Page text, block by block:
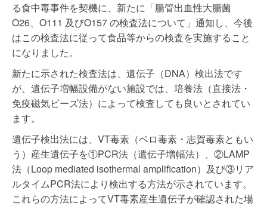
る食中毒事件を契機に、新たに「腸管出血性大腸菌
O26、O111 及びO157 の検査法について」通知し、今後
はこの検査法に従って食品等からの検査を実施すること
になりました。
新たに示された検査法は、遺伝子（DNA）検出法です
が、遺伝子増幅設備がない施設では、培養法（直接法・
免疫磁気ビーズ法）によって検査しても良いとされてい
ます。
遺伝子検出法には、VT毒素（ベロ毒素・志賀毒素ともい
う）産生遺伝子を①PCR法（遺伝子増幅法）、②LAMP
法（Loop mediated isothermal amplification）及び③リア
ルタイムPCR法により検出する方法が示されています。
これらの方法によってVT毒素産生遺伝子が確認された場